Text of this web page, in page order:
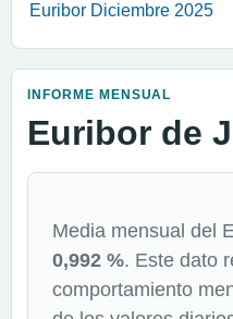
Euribor Diciembre 2025
INFORME MENSUAL
Euribor de
Media mensual del
0,992 %. Este dato
comportamiento